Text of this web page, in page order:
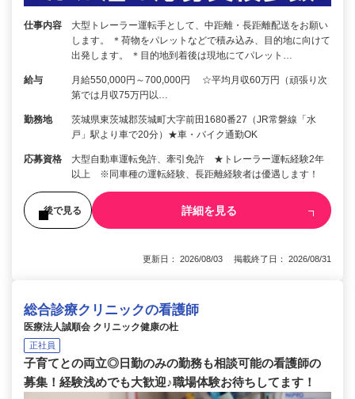
仕事内容
大型トレーラー運転手として、中距離・長距離配送をお願い
します。 ＊荷物をパレットなどで積み込み、目的地に向けて
出発します。 ＊目的地到着後は現地にてパレット…
給与
月給550,000円～700,000円 ☆平均月収60万円（頑張り次
第では月収75万円以…
勤務地
茨城県東茨城郡茨城町大字前田1680番27（JR常磐線「水
戸」駅より車で20分）★車・バイク通勤OK
応募資格
大型自動車運転免許、牽引免許 ★トレーラー運転経験2年
以上 ※同車種の運転経験、長距離経験者は優遇します！
後で見る 詳細を見る
更新日： 2026/08/03 掲載終了日： 2026/08/31
総合診療クリニックの看護師
医療法人誠順会 クリニック健康の杜
正社員
子育てとの両立◎日勤のみの勤務も相談可能の看護師の
募集！経験浅めでも大歓迎♪職場体験お待ちしてます！